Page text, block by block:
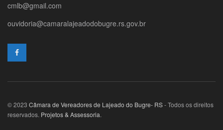
cmlb@gmail.com
ouvidoria@camaralajeadodobugre.rs.gov.br
© 2023 Câmara de Vereadores de Lajeado do Bugre- RS- Todos os direitos
reservados. Projetos & Assessoria.